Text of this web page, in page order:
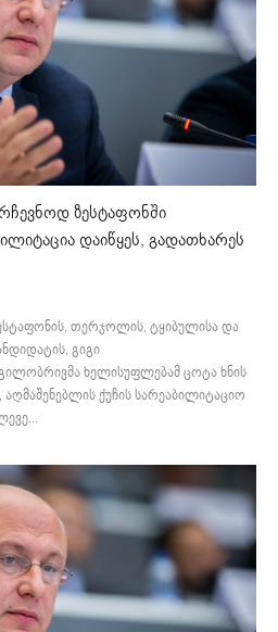
ზესტაფონში
დაიწყეს, გადათხარეს
თერჯოლის, ტყიბულისა და
გიგი
ხელისუფლებამ ცოტა ხნის
ქუჩის სარეაბილიტაციო